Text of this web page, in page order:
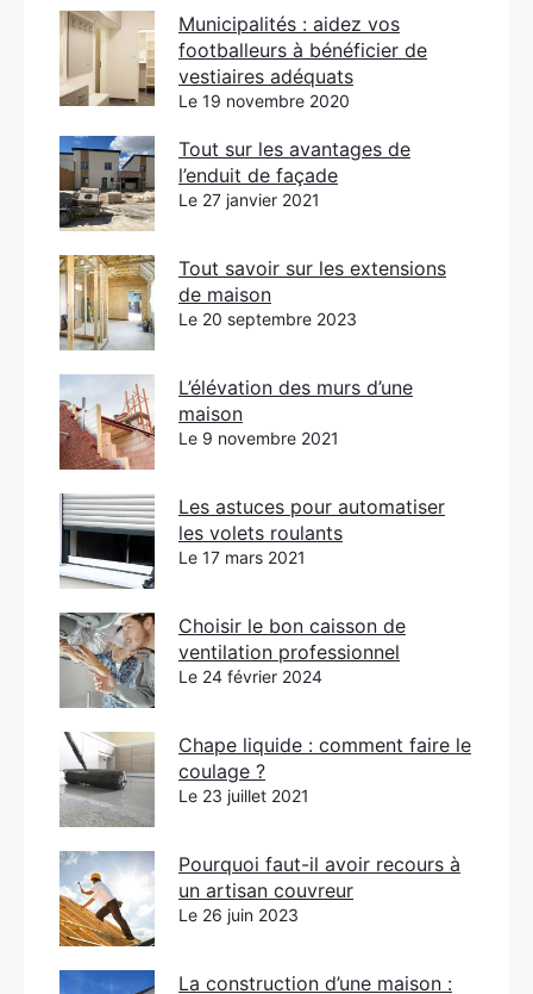
Municipalités : aidez vos
footballeurs à bénéficier de
vestiaires adéquats
Le 19 novembre 2020
Tout sur les avantages de
l’enduit de façade
Le 27 janvier 2021
Tout savoir sur les extensions
de maison
Le 20 septembre 2023
L’élévation des murs d’une
maison
Le 9 novembre 2021
Les astuces pour automatiser
les volets roulants
Le 17 mars 2021
Choisir le bon caisson de
ventilation professionnel
Le 24 février 2024
Chape liquide : comment faire le
coulage ?
Le 23 juillet 2021
Pourquoi faut-il avoir recours à
un artisan couvreur
Le 26 juin 2023
La construction d’une maison :